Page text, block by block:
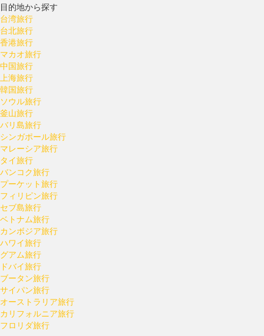
目的地から探す
台湾旅行
台北旅行
香港旅行
マカオ旅行
中国旅行
上海旅行
韓国旅行
ソウル旅行
釜山旅行
バリ島旅行
シンガポール旅行
マレーシア旅行
タイ旅行
バンコク旅行
プーケット旅行
フィリピン旅行
セブ島旅行
ベトナム旅行
カンボジア旅行
ハワイ旅行
グアム旅行
ドバイ旅行
ブータン旅行
サイパン旅行
オーストラリア旅行
カリフォルニア旅行
フロリダ旅行